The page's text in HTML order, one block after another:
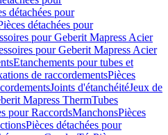
détachées pour
détachées pour
pour Geberit Mapress Acier
pour Geberit Mapress Acier
Etanchements pour tubes et
de raccordementsPièces
Joints d'étanchéitéJeux de
Mapress ThermTubes
pour RaccordsManchonsPièces
Pièces détachées pour